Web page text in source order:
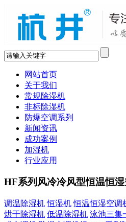
网站首页
关于我们
常规除湿机
非标除湿机
防爆空调系列
新闻资讯
成功案例
加湿机
行业应用
HF系列风冷冷风型恒温恒
调温除湿机 恒湿机 恒温恒湿空调
烘干除湿机 低温除湿机 泳池三集